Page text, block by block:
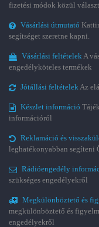
fizetési módok közül
Vásárlási útmutató
segítséget szeretne kapni.
Vásárlási feltételekA
engedélyköteles termékek
Jótállási feltételekAz
Készlet információ
információról
Reklamáció és
leghatékonyabban segíteni
Rádióengedély
szükséges engedélyekről
Megkülönböztető és
megkülönböztető és
engedélyekről